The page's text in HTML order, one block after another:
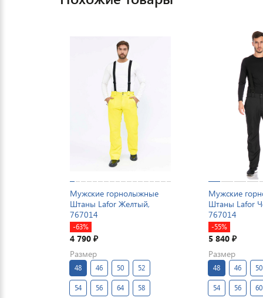
Мужские горнолыжные
Штаны Lafor Желтый,
767014
-63%
4 790 ₽
Размер
48 46 50 52
54 56 64 58
Мужские
Штаны Lafor
767014
-55%
5 840₽
Размер
48 46 50
54 56 60